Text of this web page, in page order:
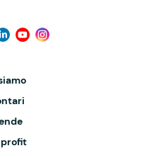
profit